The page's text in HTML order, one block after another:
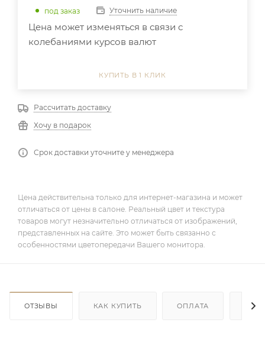
под заказ Уточнить наличие
Цена может изменяться в связи с
колебаниями курсов валют
КУПИТЬ В 1 КЛИК
Рассчитать доставку
Хочу в подарок
Срок доставки уточните у менеджера
Цена действительна только для интернет-магазина и может
отличаться от цены в салоне. Реальный цвет и текстура
товаров могут незначительно отличаться от изображений,
представленных на сайте. Это может быть связанно с
особенностями цветопередачи Вашего монитора.
ОТЗЫВЫ КАК КУПИТЬ ОПЛАТА